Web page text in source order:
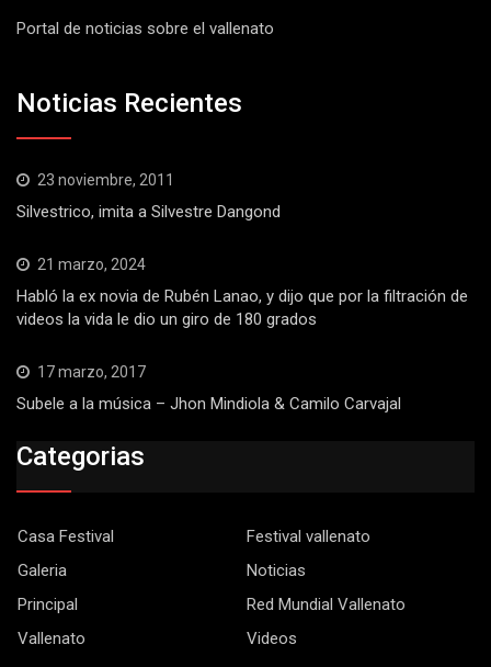
Portal de noticias sobre el vallenato
Noticias Recientes
23 noviembre, 2011
Silvestrico, imita a Silvestre Dangond
21 marzo, 2024
Habló la ex novia de Rubén Lanao, y dijo que por la filtración de
videos la vida le dio un giro de 180 grados
17 marzo, 2017
Subele a la música – Jhon Mindiola & Camilo Carvajal
Categorias
Casa Festival
Festival vallenato
Galeria
Noticias
Principal
Red Mundial Vallenato
Vallenato
Videos